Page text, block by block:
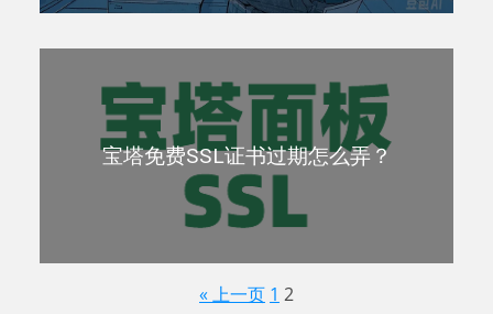
宝塔免费SSL证书过期怎么弄？
« 上一页 1 2